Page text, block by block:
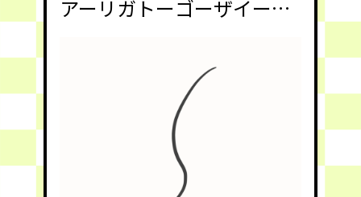
アーリガトーゴーザイー…